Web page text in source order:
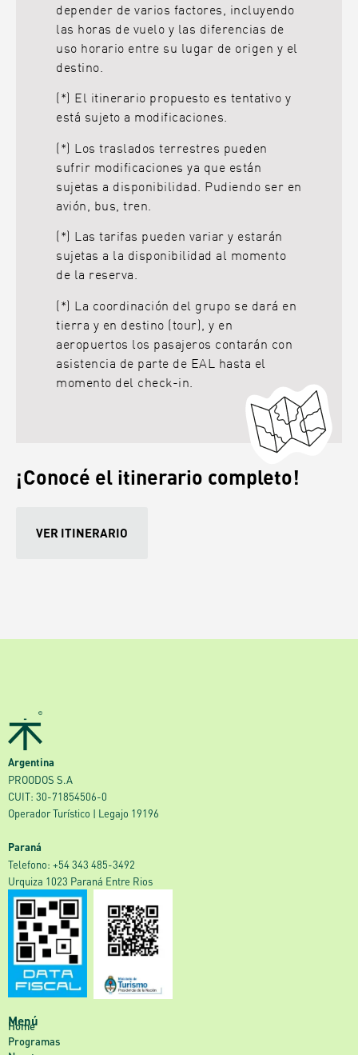
depender de varios factores, incluyendo
las horas de vuelo y las diferencias de
uso horario entre su lugar de origen y el
destino.
(*) El itinerario propuesto es tentativo y
está sujeto a modificaciones.
(*) Los traslados terrestres pueden
sufrir modificaciones ya que están
sujetas a disponibilidad. Pudiendo ser en
avión, bus, tren.
(*) Las tarifas pueden variar y estarán
sujetas a la disponibilidad al momento
de la reserva.
(*) La coordinación del grupo se dará en
tierra y en destino (tour), y en
aeropuertos los pasajeros contarán con
asistencia de parte de EAL hasta el
momento del check-in.
¡Conocé el itinerario completo!
VER ITINERARIO
Argentina
PROODOS S.A
CUIT: 30-71854506-0
Operador Turístico | Legajo 19196
Paraná
‎Telefono: +54 343 485-3492
Urquiza 1023 Paraná Entre Rios
Menú
Home
Programas